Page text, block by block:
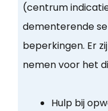
(centrum
dementerende
beperkingen. Er
nemen voor het
Hulp bij